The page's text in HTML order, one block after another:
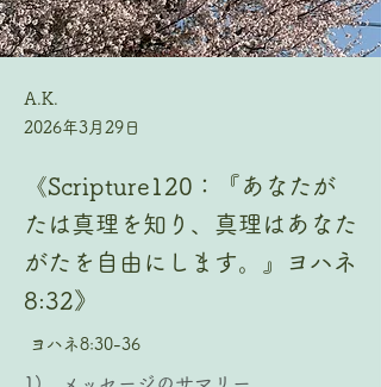
A.K.
2026年3月29日
《Scripture120：『あなたが
たは真理を知り、真理はあなた
がたを自由にします。』ヨハネ
8:32》
ヨハネ8:30-36